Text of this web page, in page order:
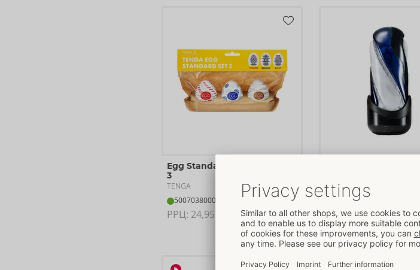
Egg Standard Set 2 – Pack of
3
TENGA
50070380000
РРЦ: 24,95 €
50071000000
160,00 €